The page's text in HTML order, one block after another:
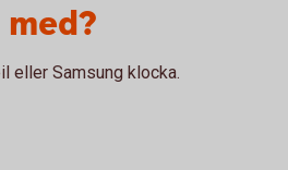
eller Samsung klocka.